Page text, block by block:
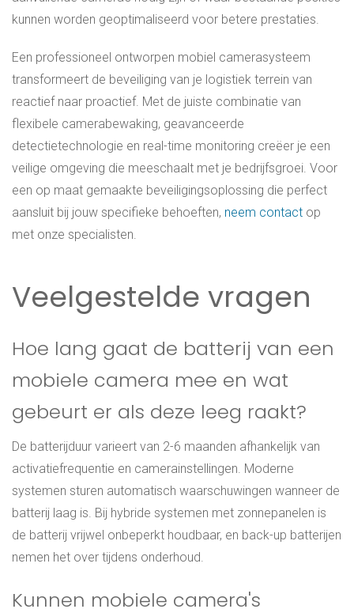
kunnen worden geoptimaliseerd voor betere prestaties.
Een professioneel ontworpen mobiel camerasysteem
transformeert de beveiliging van je logistiek terrein van
reactief naar proactief. Met de juiste combinatie van
flexibele camerabewaking, geavanceerde
detectietechnologie en real-time monitoring creëer je een
veilige omgeving die meeschaalt met je bedrijfsgroei. Voor
een op maat gemaakte beveiligingsoplossing die perfect
aansluit bij jouw specifieke behoeften, neem contact op
met onze specialisten.
Veelgestelde vragen
Hoe lang gaat de batterij van een
mobiele camera mee en wat
gebeurt er als deze leeg raakt?
De batterijduur varieert van 2-6 maanden afhankelijk van
activatiefrequentie en camerainstellingen. Moderne
systemen sturen automatisch waarschuwingen wanneer de
batterij laag is. Bij hybride systemen met zonnepanelen is
de batterij vrijwel onbeperkt houdbaar, en back-up batterijen
nemen het over tijdens onderhoud.
Kunnen mobiele camera's